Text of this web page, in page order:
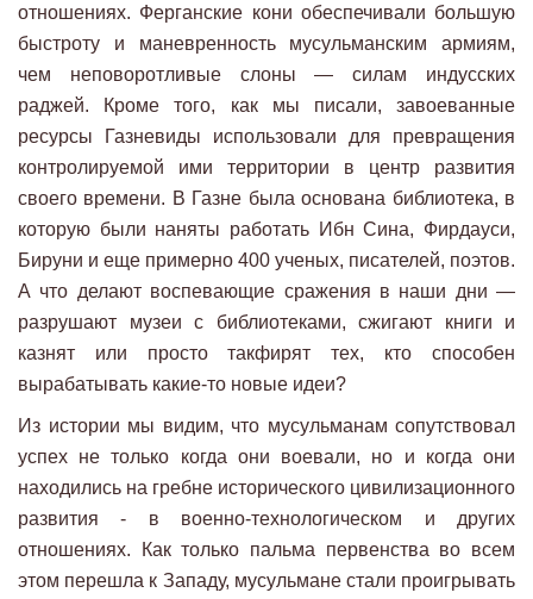
отношениях. Ферганские кони обеспечивали большую
быстроту и маневренность мусульманским армиям,
чем неповоротливые слоны — силам индусских
раджей. Кроме того, как мы писали, завоеванные
ресурсы Газневиды использовали для превращения
контролируемой ими территории в центр развития
своего времени. В Газне была основана библиотека, в
которую были наняты работать Ибн Сина, Фирдауси,
Бируни и еще примерно 400 ученых, писателей, поэтов.
А что делают воспевающие сражения в наши дни —
разрушают музеи с библиотеками, сжигают книги и
казнят или просто такфирят тех, кто способен
вырабатывать какие-то новые идеи?
Из истории мы видим, что мусульманам сопутствовал
успех не только когда они воевали, но и когда они
находились на гребне исторического цивилизационного
развития - в военно-технологическом и других
отношениях. Как только пальма первенства во всем
этом перешла к Западу, мусульмане стали проигрывать